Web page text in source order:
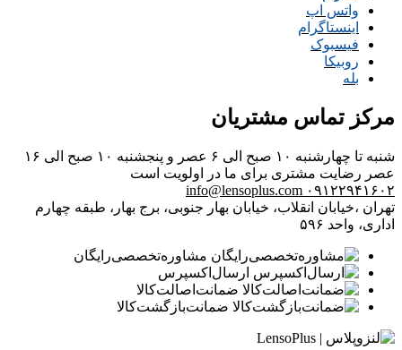
واتس اپ
اینستاگرام
فیسبوک
روبیکا
بله
مرکز تماس مشتریان
شنبه تا چهارشنبه ۱۰ صبح الی ۶ عصر و پنجشنبه ۱۰ صبح الی ۱۶
عصر رضایت مشتری برای ما در اولویت است
۰۹۱۲۲۹۴۱۶۰۲ info@lensoplus.com
تهران ،خیابان انقلاب، خیابان بهار جنوبی، برج بهار، طبقه چهارم
اداری، واحد ۵۹۶
مشاوره‌تخصصی‌رایگان
ارسال‌اکسپرس
ضمانت‌اصالت‌کالا
ضمانت‌بازگشت‌کالا